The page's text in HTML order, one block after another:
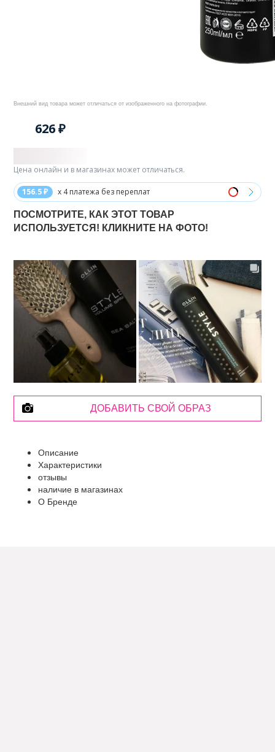
Внешний вид товара может отличаться от изображенного на фотографии.
626 ₽
156.5 ₽ x 4 платежа без переплат
Цена онлайн и в магазинах может отличаться.
ПОСМОТРИТЕ, КАК ЭТОТ ТОВАР
ИСПОЛЬЗУЕТСЯ! КЛИКНИТЕ НА ФОТО!
ДОБАВИТЬ СВОЙ ОБРАЗ
Описание
Характеристики
отзывы
наличие в магазинах
О Бренде